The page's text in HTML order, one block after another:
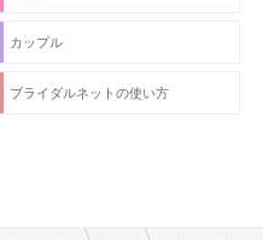
カップル
ブライダルネットの使い方